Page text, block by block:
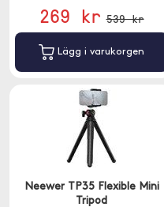
269 kr 539 kr
Lägg i varukorgen
Neewer TP35 Flexible Mini
Tripod